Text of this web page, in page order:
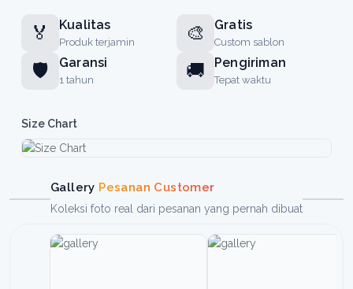
🏅 Kualitas
Produk terjamin 🎨 Gratis
Custom sablon
🛡️ Garansi
1 tahun 🚚 Pengiriman
Tepat waktu
Size Chart
Gallery Pesanan Customer
Koleksi foto real dari pesanan yang pernah dibuat